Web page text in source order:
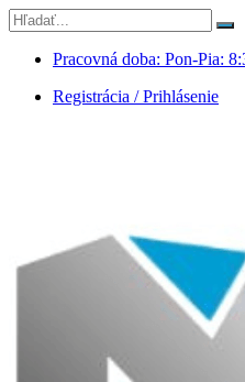
Pracovná doba: Pon-Pia:
Registrácia / Prihlásenie